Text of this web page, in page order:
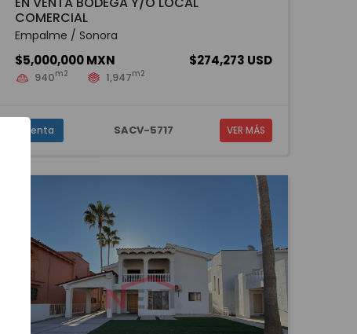
COMERCIAL
Empalme / Sonora
$5,000,000 MXN $274,273 USD
940m2 1,947m2
Venta SACV-5717 VER MÁS